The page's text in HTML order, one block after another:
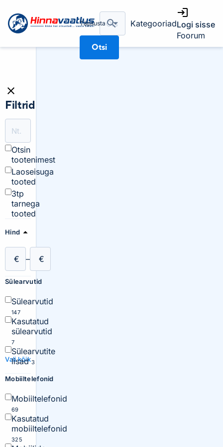
Täpsusta
Otsi
KategooriadLogi sisse
Foorum
Filtrid
Otsin
tootenimest
Laoseisuga
tooted
3tp
tarnega
tooted
Hind
€ – €
Sülearvutid
Sülearvutid
147
Kasutatud
sülearvutid
7
Sülearvutite
lisad3
Vali kõik
Mobiiltelefonid
Mobiiltelefonid
69
Kasutatud
mobiiltelefonid
325